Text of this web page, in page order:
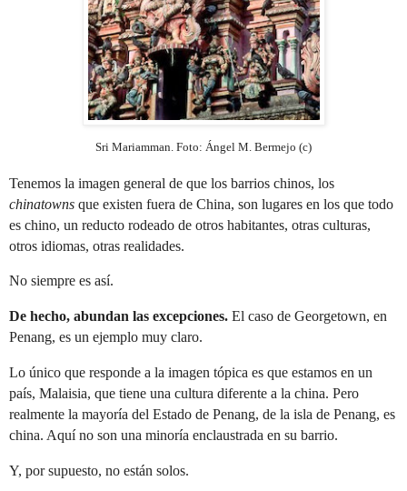
Sri Mariamman. Foto: Ángel M. Bermejo (c)
Tenemos la imagen general de que los barrios chinos, los
chinatowns que existen fuera de China, son lugares en los que todo
es chino, un reducto rodeado de otros habitantes, otras culturas,
otros idiomas, otras realidades.
No siempre es así.
De hecho, abundan las excepciones. El caso de Georgetown, en
Penang, es un ejemplo muy claro.
Lo único que responde a la imagen tópica es que estamos en un
país, Malaisia, que tiene una cultura diferente a la china. Pero
realmente la mayoría del Estado de Penang, de la isla de Penang, es
china. Aquí no son una minoría enclaustrada en su barrio.
Y, por supuesto, no están solos.